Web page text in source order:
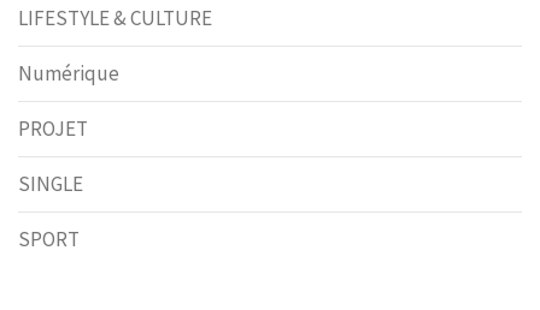
LIFESTYLE & CULTURE
Numérique
PROJET
SINGLE
SPORT